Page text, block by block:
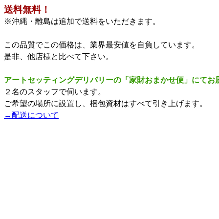
送料無料！
※沖縄・離島は追加で送料をいただきます。
この品質でこの価格は、業界最安値を自負しています。
是非、他店様と比べて下さい。
アートセッティングデリバリーの「家財おまかせ便」にてお
２名のスタッフで伺います。
ご希望の場所に設置し、梱包資材はすべて引き上げます。
→配送について